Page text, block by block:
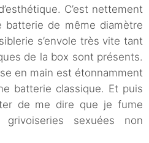
C’est nettement
batterie de même diamètre
s’envole très vite tant
de la box sont présents.
en main est étonnamment
batterie classique. Et puis
de me dire que je fume
sexuées non